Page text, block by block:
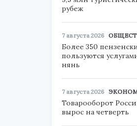
рубеж
7 августа 2026
Более 350
пользуются
нянь
7 августа 2026
Товарооборот
вырос на четверть